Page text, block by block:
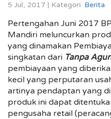
5 Jul, 2017 | Kategori: Berita
Pertengahan Juni 2017
Mandiri meluncurkan
yang dinamakan
singkatan dari Tanpa
pembiayaan yang
kecil yang perputaran
artinya pendaptan yang
produk ini dapat
pengusaha retail